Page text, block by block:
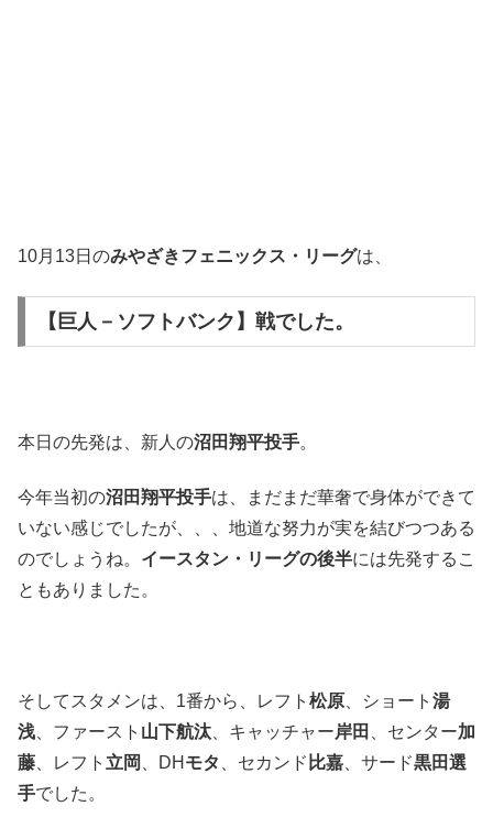
10月13日のみやざきフェニックス・リーグは、
【巨人－ソフトバンク】戦でした。
本日の先発は、新人の沼田翔平投手。
今年当初の沼田翔平投手は、まだまだ華奢で身体ができて
いない感じでしたが、、、地道な努力が実を結びつつある
のでしょうね。 イースタン・リーグの後半には先発するこ
ともありました。
そしてスタメンは、1番から、レフト 松原 、ショート 湯
浅 、ファースト 山下航汰 、キャッチャー岸田 、センター加
藤 、レフト 立岡 、DH モタ 、セカンド 比嘉 、サード黒田選
手でした。